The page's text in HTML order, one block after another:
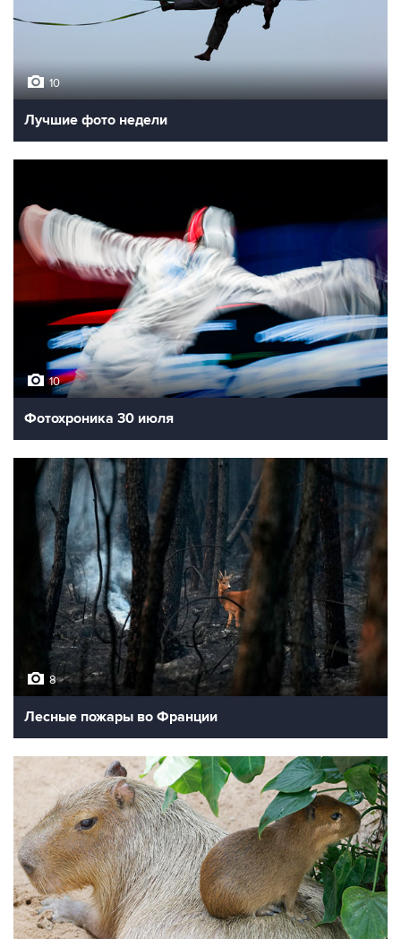
10
Лучшие фото недели
10
Фотохроника 30 июля
8
Лесные пожары во Франции